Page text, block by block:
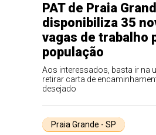
PAT de Praia
disponibiliza 35
vagas de trabalho
população
Aos interessados, basta ir na
retirar carta de
desejado
Praia Grande - SP